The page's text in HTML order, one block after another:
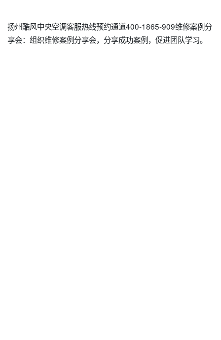
扬州酷风中央空调客服热线预约通道400-1865-909维修案例分
享会：组织维修案例分享会，分享成功案例，促进团队学习。